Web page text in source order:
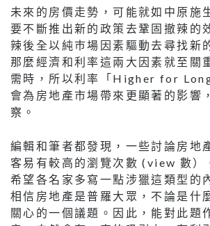
未來的房價走勢，可能就如中原施
要不斷推出新的政策去鞏固撤辣的
辣後全以純巿場因素驅動去尋找新
那麼經濟和利率這兩大因素就至關
需時，所以利率「Higher for
會為房地產市場帶來更顯著的影響
察。
編輯和筆者都發現，一些討論房地
客易有較高的瀏覽次數 (view 數）
希望各名家多寫一點涉獵這類型的
相信房地產是普羅大眾，不論是什
關心的一個議題。因此，能對此題